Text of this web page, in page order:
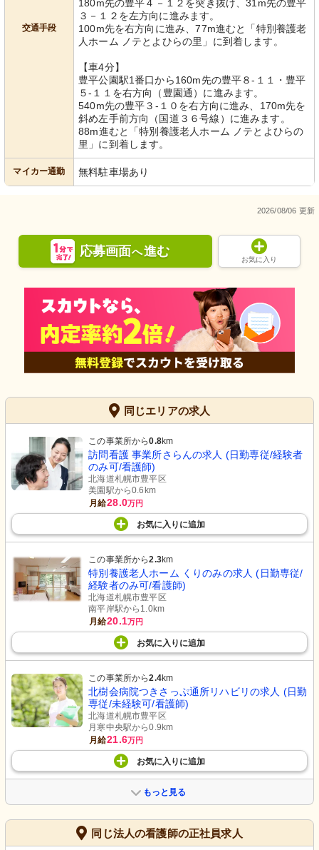
交通手段
180m先の豊平４－１２を突き抜け、31m先の豊平
３－１２を左方向に進みます。
100m先を右方向に進み、77m進むと「特別養護老
人ホーム ノテとよひらの里」に到着します。
【車4分】
豊平公園駅1番口から160m先の豊平８-１１・豊平
５-１１を右方向（豊園通）に進みます。
540m先の豊平３-１０を右方向に進み、170m先を
斜め左手前方向（国道３６号線）に進みます。
88m進むと「特別養護老人ホーム ノテとよひらの
里」に到着します。
マイカー通勤 無料駐車場あり
2026/08/06 更新
応募画面へ進む
お気に入り
同じエリアの求人
この事業所から0.8km
訪問看護 事業所さらんの求人 (日勤専従/経験者
のみ可/看護師)
北海道札幌市豊平区
美園駅から0.6km
月給28.0万円
お気に入り に追加
この事業所から2.3km
特別養護老人ホーム くりのみの求人 (日勤専従/
経験者のみ可/看護師)
北海道札幌市豊平区
南平岸駅から1.0km
月給20.1万円
お気に入り に追加
この事業所から2.4km
北樹会病院つきさっぷ通所リハビリの求人 (日勤
専従/未経験可/看護師)
北海道札幌市豊平区
月寒中央駅から0.9km
月給21.6万円
お気に入り に追加
もっと見る
同じ法人の看護師の正社員求人